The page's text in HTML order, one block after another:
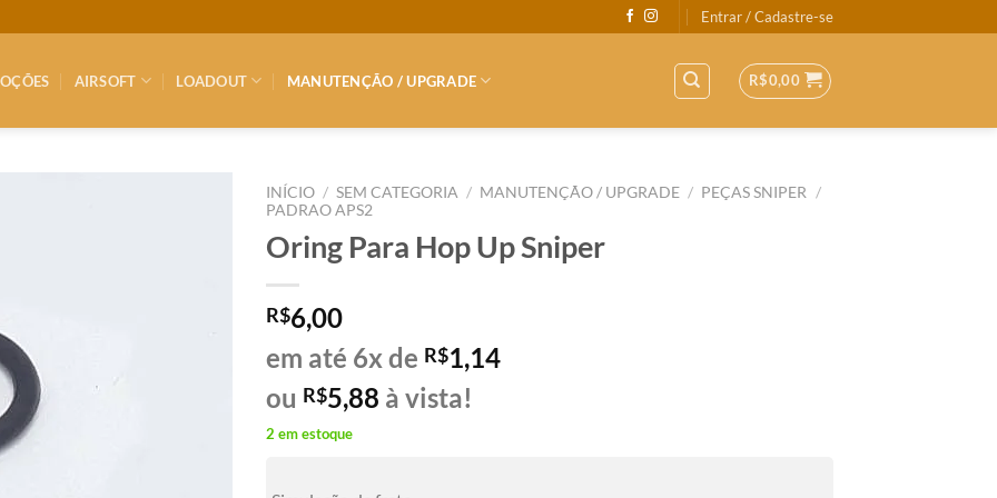
Entrar / Cadastre-se
AIRSOFT LOADOUT MANUTENÇÃO / UPGRADE R$0,00
INÍCIO / SEM CATEGORIA / MANUTENÇÃO / UPGRADE / PEÇAS SNIPER
/
PADRAO APS2
Oring Para Hop Up Sniper
R$6,00
em até 6x de R$1,14
ou R$5,88 à vista!
2 em estoque